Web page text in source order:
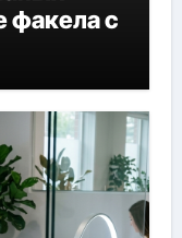
факела с